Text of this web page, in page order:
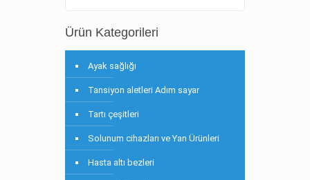
Ürün Kategorileri
Ayak sağlığı
Tansiyon aletleri Adım sayar
Tartı çeşitleri
Solunum cihazları ve Yan Ürünleri
Hasta altı bezleri